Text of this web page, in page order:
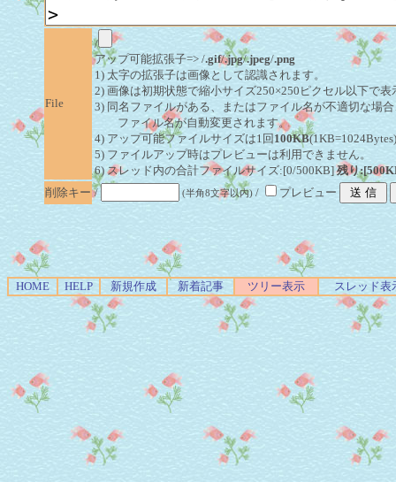
File
/
アップ可能拡張子=> /.gif/.jpg/.jpeg/.png
1) 太字の拡張子は画像として認識されます。
2) 画像は初期状態で縮小サイズ250×250ピクセル以下で表
3) 同名ファイルがある、またはファイル名が不適切な場
ファイル名が自動変更されます。
4) アップ可能ファイルサイズは1回 100KB
5) ファイルアップ時はプレビューは利用できません。
6) スレッド内の合計ファイルサイズ:[0/500KB]残り
削除キー / (半角8文字以内) / プレビュー
HOME HELP 新規作成 新着記事 ツリー表示 スレッド表